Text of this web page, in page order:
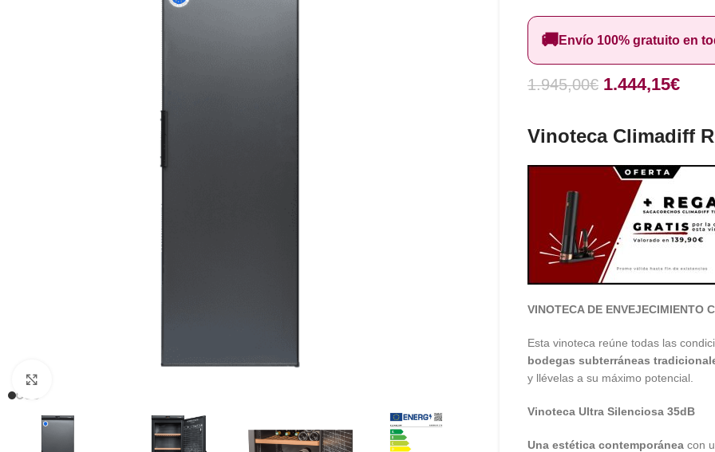
🚚Envío 100% gratuito en
1.945,00€ 1.444,15€
Vinoteca Climadiff
VINOTECA DE ENVEJECIMIENTO
Esta vinoteca reúne todas las
bodegas subterráneas
y llévelas a su máximo potencial.
Vinoteca Ultra Silenciosa 35dB
Una estética contemporánea con